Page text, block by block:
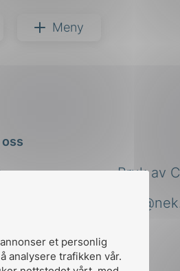
et personlig
analysere trafikken vår.
Meny
Bruk av